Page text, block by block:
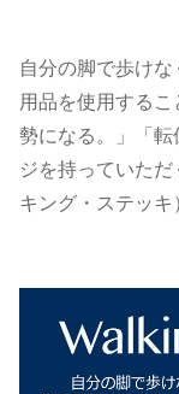
自分の脚で歩け
用品を使用する
勢になる。」「
ジを持っていた
キング・ステッキ